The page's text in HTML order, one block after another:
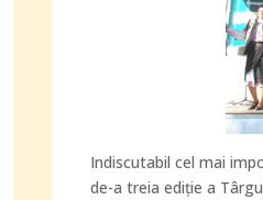
Indiscutabil cel mai
de-a treia ediţie a